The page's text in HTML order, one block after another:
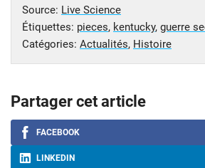
Source: Live Science
Étiquettes: pieces, kentucky, guerre
Catégories: Actualités, Histoire
Partager cet article
FACEBOOK
LINKEDIN